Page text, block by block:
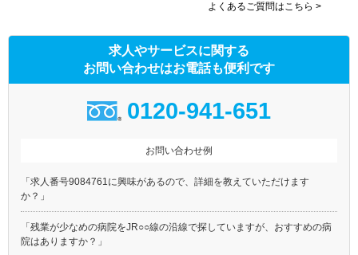
よくあるご質問はこちら >
求人やサービスに関する
お問い合わせはお電話も便利です
0120-941-651
お問い合わせ例
「求人番号9084761に興味があるので、詳細を教えていただけます
か？」
「残業が少なめの病院をJR○○線の沿線で探していますが、おすすめの病
院はありますか？」